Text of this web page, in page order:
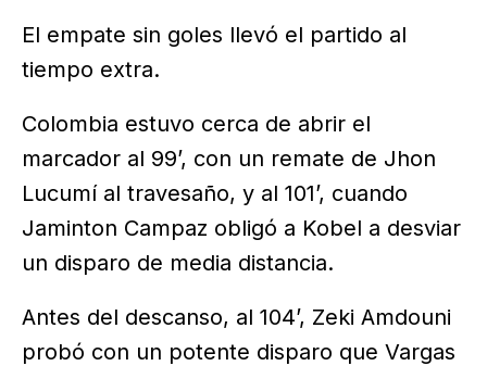
El empate sin goles llevó el partido al
tiempo extra.
Colombia estuvo cerca de abrir el
marcador al 99’, con un remate de Jhon
Lucumí al travesaño, y al 101’, cuando
Jaminton Campaz obligó a Kobel a desviar
un disparo de media distancia.
Antes del descanso, al 104’, Zeki Amdouni
probó con un potente disparo que Vargas